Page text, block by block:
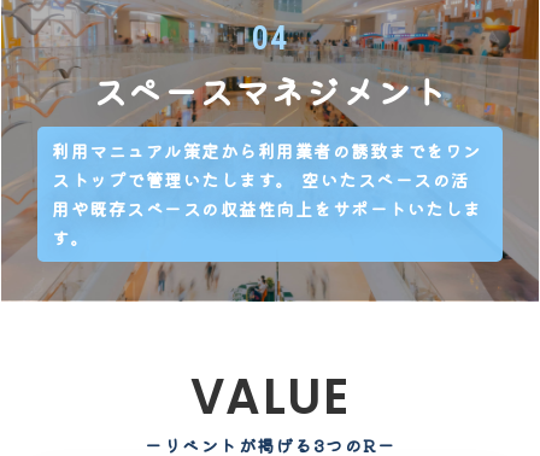
04
スペースマネジメント
利用マニュアル策定から利用業者の誘致までをワン
ストップで管理いたします。 空いたスペースの活
用や既存スペースの収益性向上をサポートいたしま
す。
VALUE
ーリベントが掲げる3つのRー